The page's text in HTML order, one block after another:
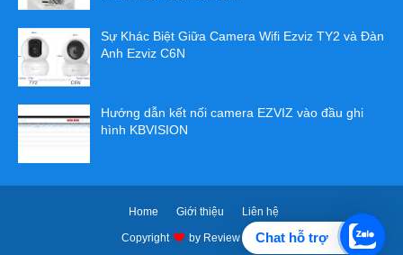
Chat hỗ trợ
Sự Khác Biệt Giữa Camera Wifi Ezviz TY2 và Đàn
Anh Ezviz C6N
Hướng dẫn kết nối camera EZVIZ vào đầu ghi
hình KBVISION
Home Giới thiệu Liên hệ
Copyright by Review Camera